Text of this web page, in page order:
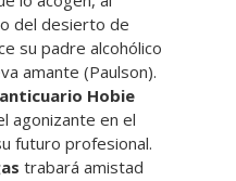
del desierto de
su padre alcohólico
amante (Paulson).
anticuario Hobie
agonizante en el
futuro profesional.
trabará amistad